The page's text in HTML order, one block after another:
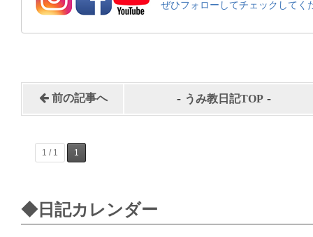
ぜひフォローしてチェックしてく
前の記事へ - うみ教日記TOP -
1 / 1 1
◆日記カレンダー